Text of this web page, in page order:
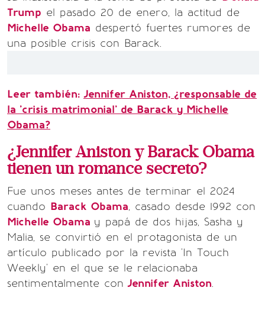
Trump el pasado 20 de enero, la actitud de
Michelle Obama despertó fuertes rumores de
una posible crisis con Barack.
Leer también: Jennifer Aniston, ¿responsable de
la 'crisis matrimonial' de Barack y Michelle
Obama?
¿Jennifer Aniston y Barack Obama
tienen un romance secreto?
Fue unos meses antes de terminar el 2024
cuando Barack Obama, casado desde 1992 con
Michelle Obama y papá de dos hijas, Sasha y
Malia, se convirtió en el protagonista de un
artículo publicado por la revista 'In Touch
Weekly' en el que se le relacionaba
sentimentalmente con Jennifer Aniston.